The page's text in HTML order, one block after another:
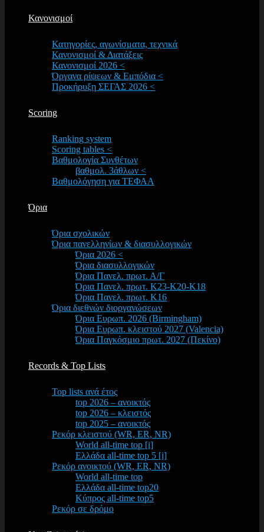
Κανονισμοί
Κατηγορίες, αγωνίσματα, τεχνικά
Κανονισμοί & Διατάξεις
Κανονισμοί 2026 <
Όργανα ρίψεων & Εμπόδια <
Προκήρυξη ΣΕΓΑΣ 2026 <
Scoring
Ranking system
Scoring tables <
Βαθμολογία Συνθέτων
βαθμολ. 3άθλων <
Βαθμολόγηση για ΤΕΦΑΑ
Όρια
Όρια σχολικών
Όρια πανελληνίων & διασυλλογικών
Όρια 2026 <
Όρια διασυλλογικών
Όρια Πανελ. πρωτ. Α/Γ
Όρια Πανελ. πρωτ. Κ23-Κ20-Κ18
Όρια Πανελ. πρωτ. Κ16
Όρια διεθνών διοργανώσεων
Όρια Ευρωπ. 2026 (Birmingham)
Όρια Ευρωπ. κλειστού 2027 (Valencia)
Όρια Παγκόσμιο πρωτ. 2027 (Πεκίνο)
Records & Top Lists
Top lists ανά έτος
top 2026 – ανοικτός
top 2026 – κλειστός
top 2025 – ανοικτός
Ρεκόρ κλειστού (WR, ER, NR)
World all-time top [i]
Ελλάδα all-time top 5 [i]
Ρεκόρ ανοικτού (WR, ER, NR)
World all-time top
Ελλάδα all-time top20
Κύπρος all-time top5
Ρεκόρ σε δρόμο